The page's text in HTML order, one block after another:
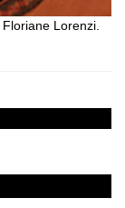
Lorenzi.